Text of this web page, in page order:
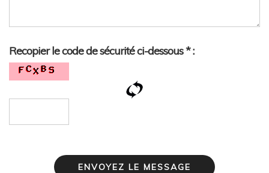
Recopier le code de sécurité ci-dessous * :
ENVOYEZ LE MESSAGE